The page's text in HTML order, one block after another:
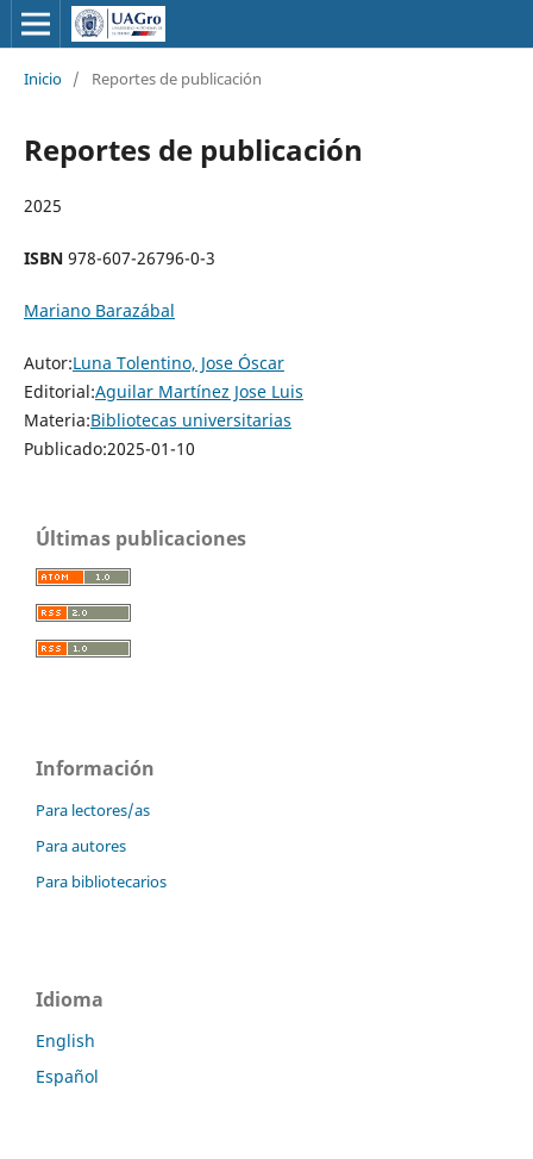
Inicio / Reportes de publicación
Reportes de publicación
2025
ISBN 978-607-26796-0-3
Mariano Barazábal
Autor:Luna Tolentino, Jose Óscar
Editorial:Aguilar Martínez Jose Luis
Materia:Bibliotecas universitarias
Publicado:2025-01-10
Últimas publicaciones
Información
Para lectores/as
Para autores
Para bibliotecarios
Idioma
English
Español